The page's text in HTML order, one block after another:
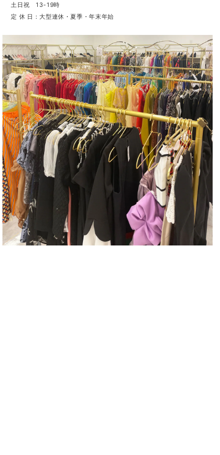
土日祝 13-19時
定 休 日：大型連休・夏季・年末年始